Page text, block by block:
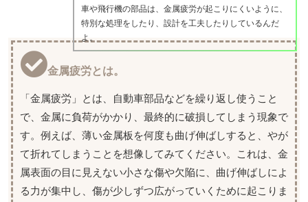
車や飛行機の部品は、金属疲労が起こりにくいように、
特別な処理をしたり、設計を工夫したりしているんだ
よ。
金属疲労とは。
「金属疲労」とは、自動車部品などを繰り返し使うこと
で、金属に負荷がかかり、最終的に破損してしまう現象で
す。例えば、薄い金属板を何度も曲げ伸ばしすると、やが
て折れてしまうことを想像してみてください。これは、金
属表面の目に見えない小さな傷や欠陥に、曲げ伸ばしによ
る力が集中し、傷が少しずつ広がっていくために起こりま